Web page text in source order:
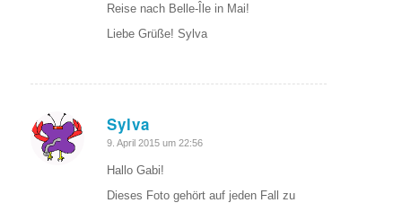
Reise nach Belle-Île in Mai!
Liebe Grüße! Sylva
Sylva
sagte:
9. April 2015 um 22:56
Hallo Gabi!
Dieses Foto gehört auf jeden Fall zu